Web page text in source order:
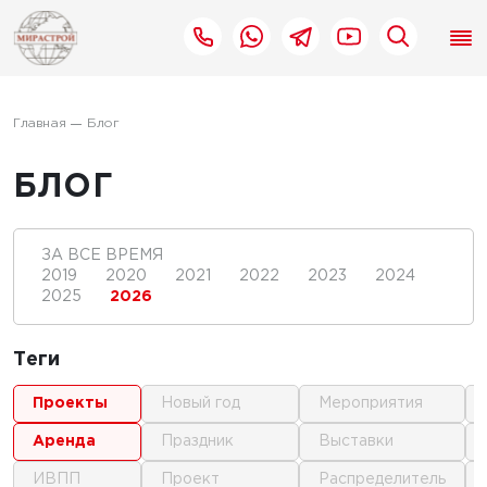
Главная Блог
БЛОГ
ЗА ВСЕ ВРЕМЯ
2019
2020 2021 2022 2023
2024
2025
2026
Теги
проекты
аренда
ИВПП
новый год
праздник
проект
мероприятия
выставки
распределитель